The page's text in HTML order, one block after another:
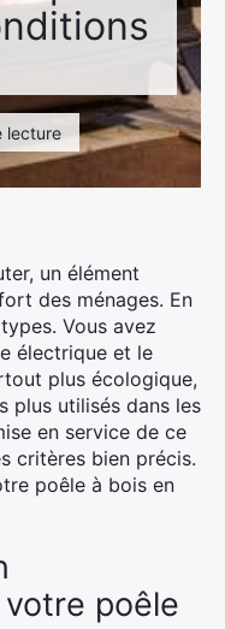
lecture
un élément
des ménages. En
Vous avez
électrique et le
plus écologique,
plus utilisés dans les
en service de ce
critères bien précis.
poêle à bois en
poêle